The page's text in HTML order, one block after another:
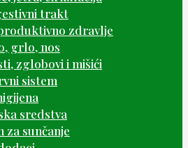
trakt
zdravlje
grlo, nos
zglobovi i mišići
sistem
sredstva
za sunčanje